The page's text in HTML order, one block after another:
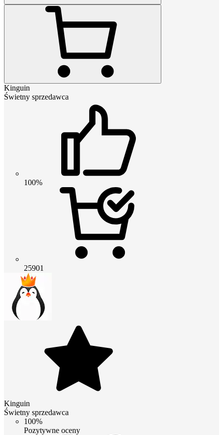
Kinguin
Świetny sprzedawca
100%
25901
Kinguin
Świetny sprzedawca
100%
Pozytywne oceny